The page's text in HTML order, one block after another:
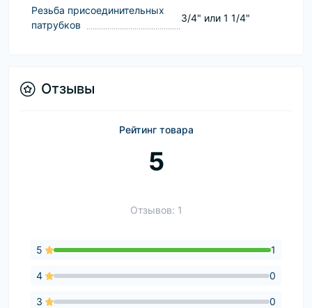
Резьба присоединительных
патрубков
3/4" или 1 1/4"
Отзывы
Рейтинг товара
5
Отзывов: 1
5 1
4 0
3 0